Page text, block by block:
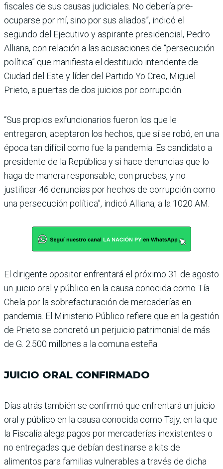
fiscales de sus cau­sas judiciales. No debería pre­
ocuparse por mí, sino por sus aliados”, indicó el
segundo del Ejecutivo y aspirante presi­dencial, Pedro
Alliana, con relación a las acusaciones de “persecución
política” que manifiesta el destituido intendente de
Ciudad del Este y líder del Partido Yo Creo, Miguel
Prieto, a puertas de dos juicios por corrupción.
“Sus propios exfuncionarios fueron los que le
entregaron, aceptaron los hechos, que sí se robó, en una
época tan difí­cil como fue la pandemia. Es candidato a
presidente de la República y si hace denun­cias que lo
haga de manera responsable, con pruebas, y no
justificar 46 denuncias por hechos de corrupción como
una persecución política”, indicó Alliana, a la 1020 AM.
El dirigente opositor enfren­tará el próximo 31 de agosto
un juicio oral y público en la causa conocida como Tía
Chela por la sobrefacturación de mercaderías en
pandemia. El Ministerio Público refiere que en la gestión
de Prieto se concretó un perjuicio patri­monial de más
de G. 2.500 millones a la comuna esteña.
JUICIO ORAL CONFIRMADO
Días atrás también se con­firmó que enfrentará un juicio
oral y público en la causa conocida como Tajy, en la que
la Fiscalía alega pagos por mercaderías inexistentes o
no entrega­das que debían destinarse a kits de
alimentos para fami­lias vulnerables a través de dicha